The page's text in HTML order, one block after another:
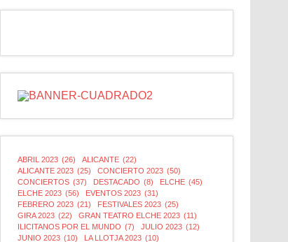
ABRIL 2023 (26) ALICANTE (22)
ALICANTE 2023 (25) CONCIERTO 2023 (50)
CONCIERTOS (37) DESTACADO (8) ELCHE (45)
ELCHE 2023 (56) EVENTOS 2023 (31)
FEBRERO 2023 (21) FESTIVALES 2023 (25)
GIRA 2023 (22) GRAN TEATRO ELCHE 2023 (11)
ILICITANOS POR EL MUNDO (7) JULIO 2023 (12)
JUNIO 2023 (10) LA LLOTJA 2023 (10)